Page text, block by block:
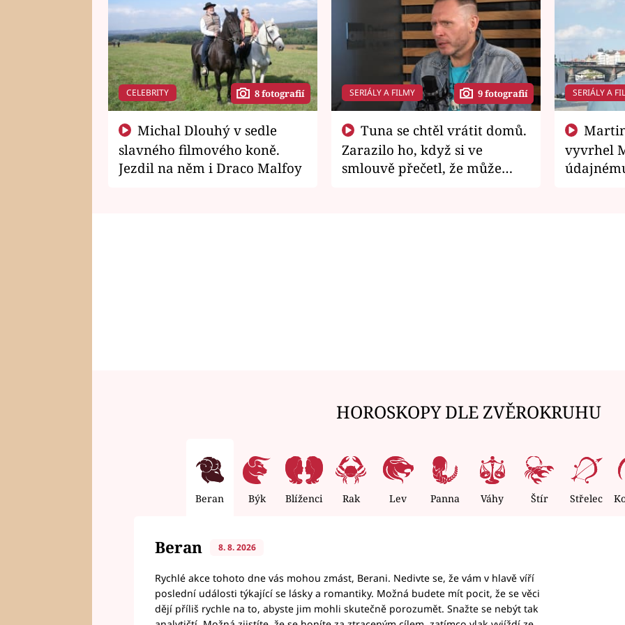
CELEBRITY 8 fotografií
slavného filmového koně.
Jezdil na něm i Draco Malfoy
SERIÁLY A FILMY 9 fotografií
Zarazilo ho, když si ve
smlouvě přečetl, že může
SERIÁLY A
vyvrhel
HOROSKOPY DLE ZVĚROKRUHU
Beran Býk Blíženci Rak Lev Panna Váhy Štír Střelec
Beran 8. 8. 2026
Rychlé akce tohoto dne vás mohou zmást, Berani. Nedivte se, že vám v hlavě víří
poslední události týkající se lásky a romantiky. Možná budete mít pocit, že se věci
dějí příliš rychle na to, abyste jim mohli skutečně porozumět. Snažte se nebýt tak